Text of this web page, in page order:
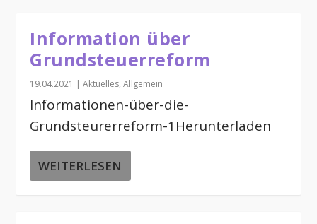
Information über
Grundsteuerreform
19.04.2021 |Aktuelles,Allgemein
Informationen-über-die-
Grundsteurerreform-1Herunterladen
WEITERLESEN